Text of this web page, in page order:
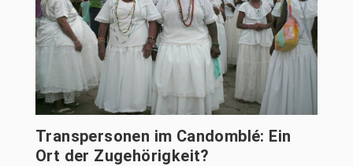
Transpersonen im Candomblé: Ein
Ort der Zugehörigkeit?